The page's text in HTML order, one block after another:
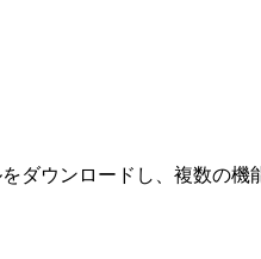
ダウンロードし、複数の機